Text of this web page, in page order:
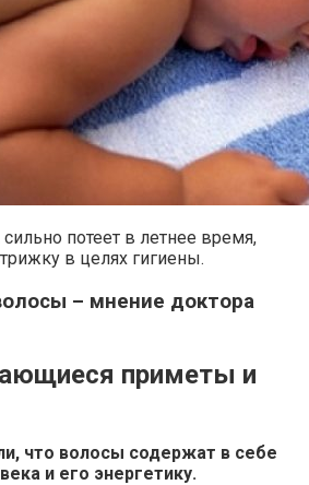
потеет в летнее время,
в целях гигиены.
– мнение доктора
приметы и
что волосы содержат в себе
и его энергетику.